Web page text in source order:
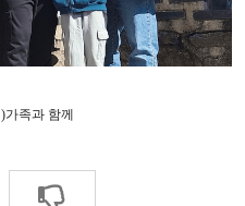
)가족과 함께